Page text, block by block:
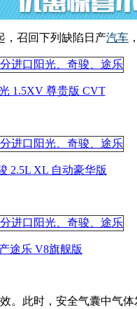
，召回下列缺陷日产汽车
1.5XV 尊贵版 CVT
2.5L XL 自动豪华版
途乐 V8旗舰版
此时，安全气囊中气